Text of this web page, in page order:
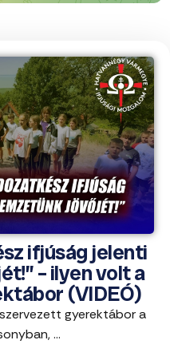
ifjúság jelenti
– ilyen volt a
(VIDEÓ)
gyerektábor a
...